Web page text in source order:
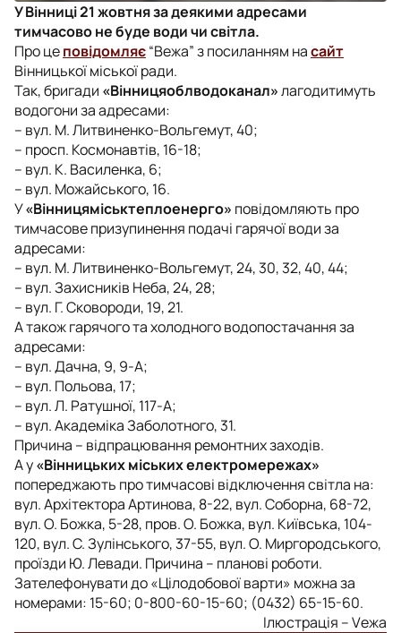
У Вінниці 21 жовтня за деякими адресами
тимчасово не буде води чи світла.
Про цеповідомляє“Вежа” з посиланням насайт
Вінницької міської ради.
Так, бригади «Вінницяоблводоканал»лагодитимуть
водогони за адресами:
– вул. М. Литвиненко-Вольгемут, 40;
– просп. Космонавтів, 16-18;
– вул. К. Василенка, 6;
– вул. Можайського, 16.
У«Вінницяміськтеплоенерго» повідомляють про
тимчасове призупинення подачі гарячої води за
адресами:
– вул. М. Литвиненко-Вольгемут, 24, 30, 32, 40, 44;
– вул. Захисників Неба, 24, 28;
– вул. Г. Сковороди, 19, 21.
А також гарячого та холодного водопостачання за
адресами:
– вул. Дачна, 9, 9-А;
– вул. Польова, 17;
– вул. Л. Ратушної, 117-А;
– вул. Академіка Заболотного, 31.
Причина – відпрацювання ремонтних заходів.
А у«Вінницьких міських електромережах»
попереджають про тимчасові відключення світла на:
вул. Архітектора Артинова, 8-22, вул. Соборна, 68-72,
вул. О. Божка, 5-28, пров. О. Божка, вул. Київська, 104-
120, вул. С. Зулінського, 37-55, вул. О. Миргородського,
проїзди Ю. Левади. Причина – планові роботи.
Зателефонувати до «Цілодобової варти» можна за
номерами: 15-60; 0-800-60-15-60; (0432) 65-15-60.
Ілюстрація – Vежа